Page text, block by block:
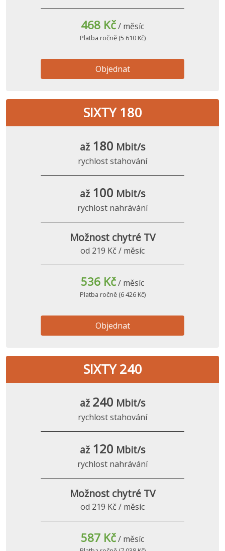
468 Kč/ měsíc
Platba ročně (5 610 Kč)
Objednat
SIXTY 180
až 180 Mbit/s
rychlost stahování
až 100 Mbit/s
rychlost nahrávání
Možnost chytré TV
od 219 Kč / měsíc
536 Kč/ měsíc
Platba ročně (6 426 Kč)
Objednat
SIXTY 240
až 240 Mbit/s
rychlost stahování
až 120 Mbit/s
rychlost nahrávání
Možnost chytré TV
od 219 Kč / měsíc
587 Kč/ měsíc